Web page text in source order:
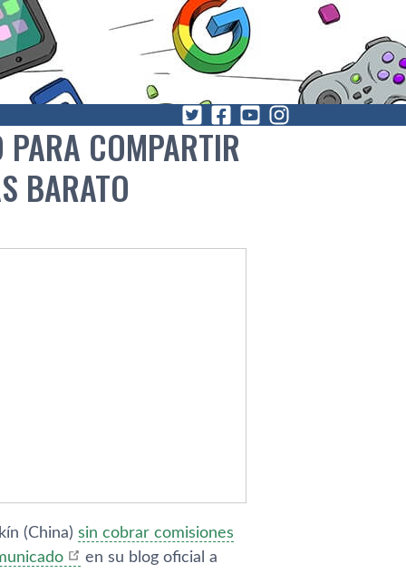
COMPARTIR
BARATO
(China) sin cobrar comisiones
en su blog oficial a